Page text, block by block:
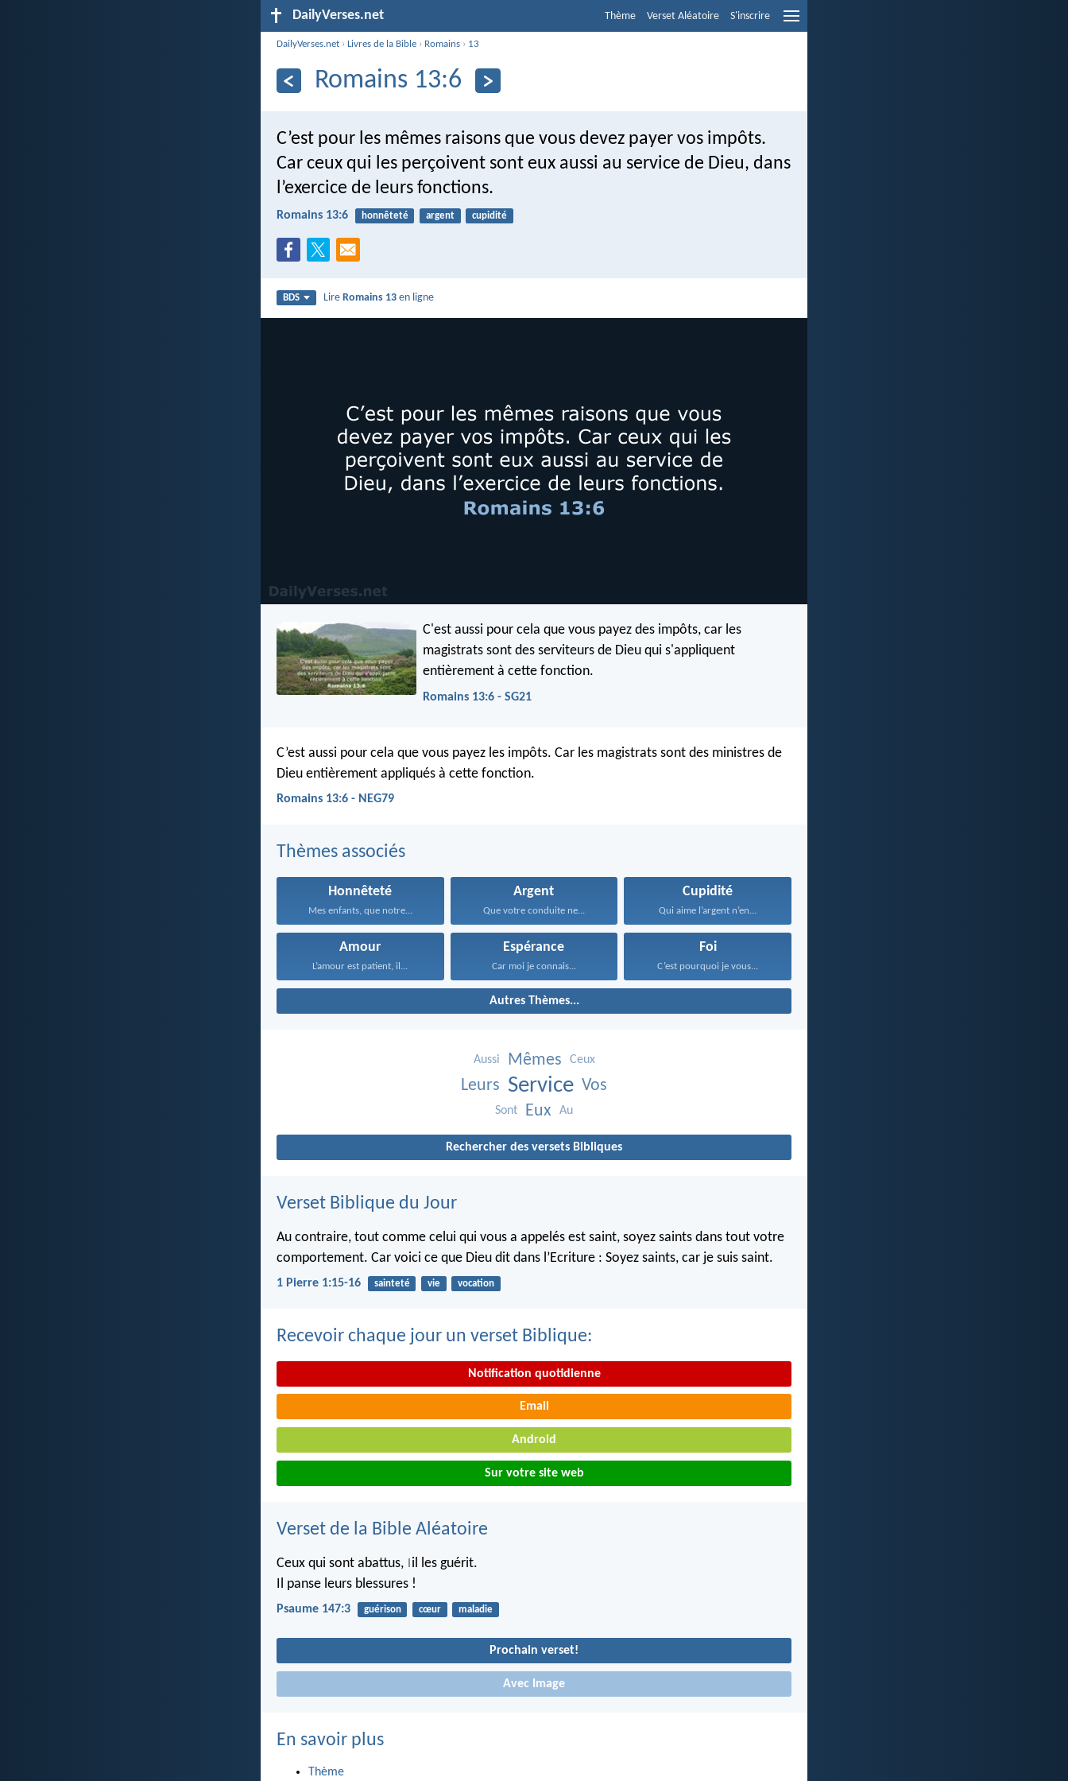
DailyVerses.net Thème Verset Aléatoire S'inscrire
DailyVerses.net ›Livres de la Bible › Romains › 13
Romains 13:6
C’est pour les mêmes raisons que vous devez payer vos impôts.
Car ceux qui les perçoivent sont eux aussi au service de Dieu, dans
l’exercice de leurs fonctions.
Romains 13:6 honnêteté argent cupidité
BDS LireRomains 13 en ligne
C'est aussi pour cela que vous payez des impôts, car les
magistrats sont des serviteurs de Dieu qui s'appliquent
entièrement à cette fonction.
Romains 13:6 - SG21
C’est aussi pour cela que vous payez les impôts. Car les magistrats sont des ministres de
Dieu entièrement appliqués à cette fonction.
Romains 13:6 - NEG79
Thèmes associés
Honnêteté
Mes enfants, que notre...
Argent
Que votre conduite ne...
Cupidité
Qui aime l’argent n’en...
Amour
L’amour est patient, il...
Espérance
Car moi je connais...
Foi
C’est pourquoi je vous...
Autres Thèmes...
Aussi Mêmes Ceux
Leurs Service Vos
Sont Eux Au
Rechercher des versets Bibliques
Verset Biblique du Jour
Au contraire, tout comme celui qui vous a appelés est saint, soyez saints dans tout votre
comportement. Car voici ce que Dieu dit dans l’Ecriture : Soyez saints, car je suis saint.
1 Pierre 1:15-16 sainteté vie vocation
Recevoir chaque jour un verset Biblique:
Notification quotidienne
Email
Android
Sur votre site web
Verset de la Bible Aléatoire
Ceux qui sont abattus, il les guérit.
Il panse leurs blessures !
Psaume 147:3 guérison cœur maladie
Prochain verset!
Avec Image
En savoir plus
Thème